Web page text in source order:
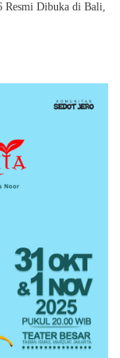
Resmi Dibuka di Bali,